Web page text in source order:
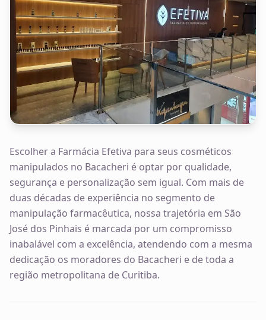
Escolher a Farmácia Efetiva para seus cosméticos
manipulados no Bacacheri é optar por qualidade,
segurança e personalização sem igual. Com mais de
duas décadas de experiência no segmento de
manipulação farmacêutica, nossa trajetória em São
José dos Pinhais é marcada por um compromisso
inabalável com a excelência, atendendo com a mesma
dedicação os moradores do Bacacheri e de toda a
região metropolitana de Curitiba.